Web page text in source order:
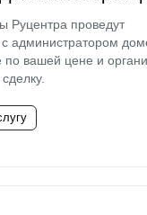
Руцентра проведут
администратором
по вашей цене и